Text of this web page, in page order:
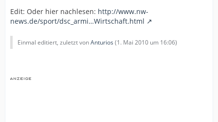
Edit: Oder hier nachlesen: http://www.nw-
news.de/sport/dsc_armi…Wirtschaft.html
Einmal editiert, zuletzt vonAnturios (1. Mai 2010 um 16:06)